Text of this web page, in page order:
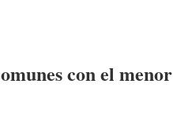
con el menor